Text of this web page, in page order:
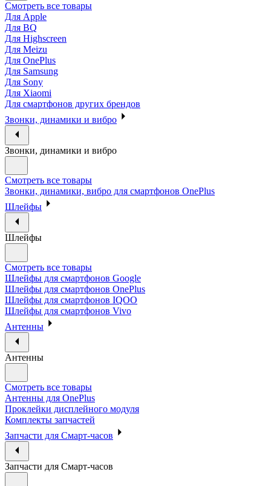
Смотреть все товары
Для Apple
Для BQ
Для Highscreen
Для Meizu
Для OnePlus
Для Samsung
Для Sony
Для Xiaomi
Для смартфонов других брендов
Звонки, динамики и вибро
Звонки, динамики и вибро
Смотреть все товары
Звонки, динамики, вибро для смартфонов OnePlus
Шлейфы
Шлейфы
Смотреть все товары
Шлейфы для смартфонов Google
Шлейфы для смартфонов OnePlus
Шлейфы для смартфонов IQOO
Шлейфы для смартфонов Vivo
Антенны
Антенны
Смотреть все товары
Антенны для OnePlus
Проклейки дисплейного модуля
Комплекты запчастей
Запчасти для Смарт-часов
Запчасти для Смарт-часов